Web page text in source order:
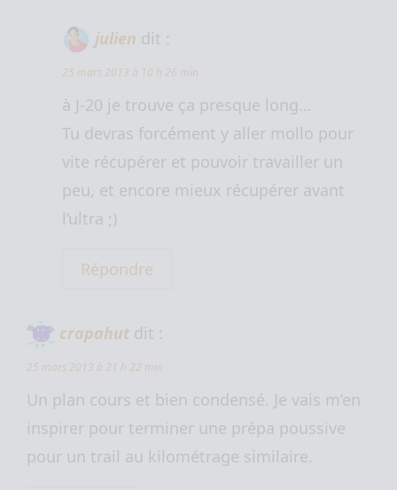
julien dit :
25 mars 2013 à 10 h 26 min
à J-20 je trouve ça presque long…
Tu devras forcément y aller mollo pour
vite récupérer et pouvoir travailler un
peu, et encore mieux récupérer avant
l’ultra ;)
Répondre
crapahut dit :
25 mars 2013 à 21 h 22 min
Un plan cours et bien condensé. Je vais m’en
inspirer pour terminer une prépa poussive
pour un trail au kilométrage similaire.